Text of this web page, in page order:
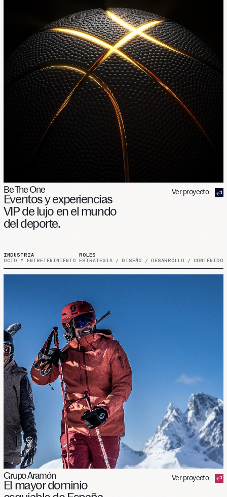
Be The One
Eventosyexperiencias
VIPdelujo enel mundo
del deporte.
Ver proyecto
INDUSTRIA
OCIO Y ENTRETENIMIENTO
ROLES
ESTRATEGIA / DISEÑO / DESARROLLO / CONTENIDO
Grupo Aramón
El mayordominio
Ver proyecto